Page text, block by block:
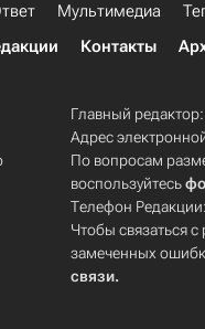
Мультимедиа
Контакты
Главный редактор:
Адрес
По вопросам
воспользуйтесь
Телефон
Чтобы связаться
замеченных
связи.